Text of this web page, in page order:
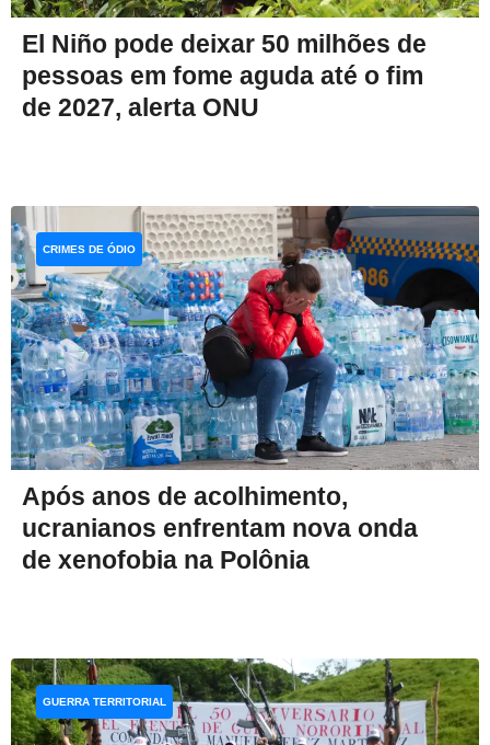
El Niño pode deixar 50 milhões de
pessoas em fome aguda até o fim
de 2027, alerta ONU
Após anos de acolhimento,
ucranianos enfrentam nova onda
de xenofobia na Polônia
CRIMES DE ÓDIO
GUERRA TERRITORIAL